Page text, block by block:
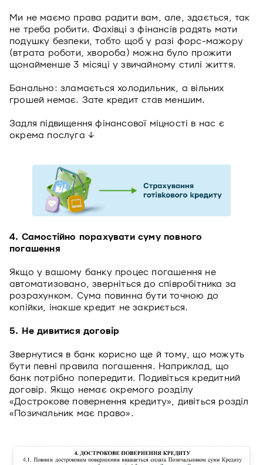
Ми не маємо права радити вам, але, здається, так
не треба робити. Фахівці з фінансів радять мати
подушку безпеки, тобто щоб у разі форс-мажору
(втрата роботи, хвороба) можна було прожити
щонайменше 3 місяці у звичайному стилі життя.
Банально: зламається холодильник, а вільних
грошей немає. Зате кредит став меншим.
Задля підвищення фінансової міцності в нас є
окрема послуга ↓
4. Самостійно порахувати суму повного
погашення
Якщо у вашому банку процес погашення не
автоматизовано, зверніться до співробітника за
розрахунком. Сума повинна бути точною до
копійки, інакше кредит не закриється.
5. Не дивитися договір
Звернутися в банк корисно ще й тому, що можуть
бути певні правила погашення. Наприклад, що
банк потрібно попередити. Подивіться кредитний
договір. Якщо немає окремого розділу
«Дострокове повернення кредиту», дивіться розділ
«Позичальник має право».